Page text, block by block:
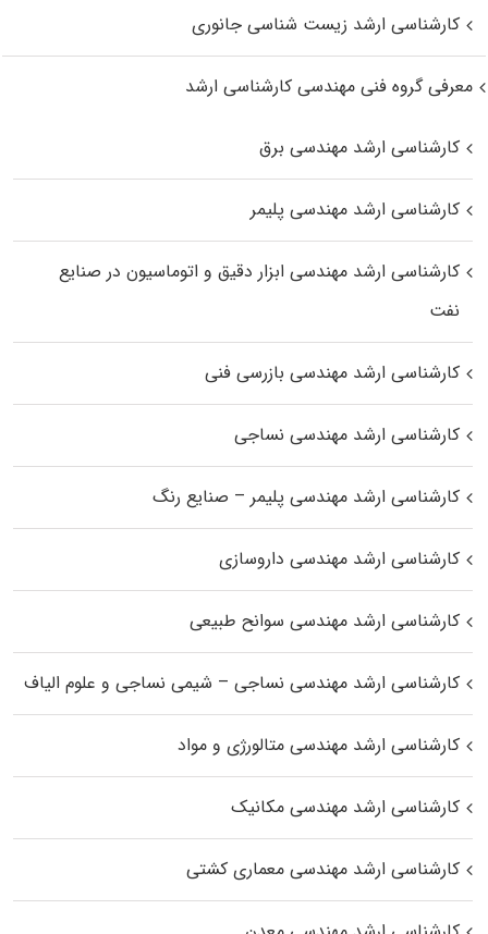
کارشناسی ارشد زیست‌ شناسی جانوری
معرفی گروه فنی مهندسی کارشناسی ارشد
کارشناسی ارشد مهندسی برق
کارشناسی ارشد مهندسی پلیمر
کارشناسی ارشد مهندسی ابزار دقیق و اتوماسیون در صنایع
نفت
کارشناسی ارشد مهندسی بازرسی فنی
کارشناسی ارشد مهندسی نساجی
کارشناسی ارشد مهندسی پلیمر – صنایع رنگ
کارشناسی ارشد مهندسی داروسازی
کارشناسی ارشد مهندسی سوانح طبیعی
کارشناسی ارشد مهندسی نساجی – شیمی نساجی و علوم الیاف
کارشناسی ارشد مهندسی متالورژی و مواد
کارشناسی ارشد مهندسی مکانیک
کارشناسی ارشد مهندسی معماری کشتی